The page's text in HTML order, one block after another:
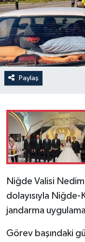
Paylaş
Niğde Valisi
dolayısıyla
jandarma
Görev başındaki